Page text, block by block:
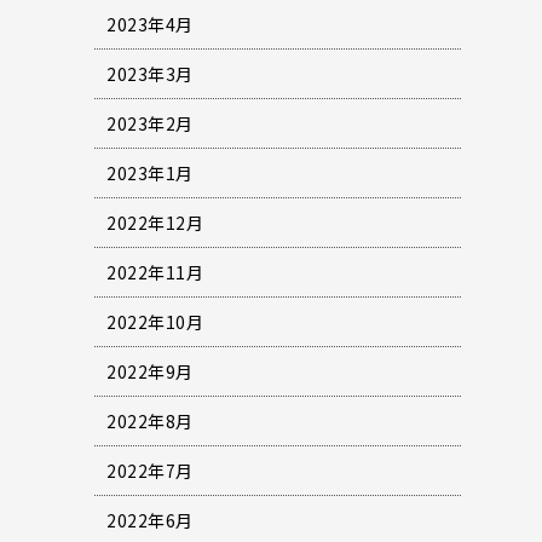
2023年4月
2023年3月
2023年2月
2023年1月
2022年12月
2022年11月
2022年10月
2022年9月
2022年8月
2022年7月
2022年6月